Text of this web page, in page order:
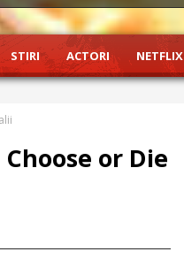
STIRI ACTORI NETFLIX
or Die